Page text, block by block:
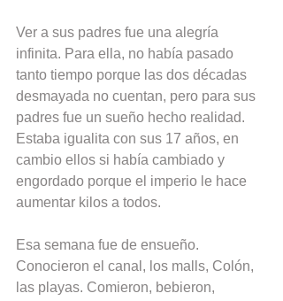
Ver a sus padres fue una alegría
infinita. Para ella, no había pasado
tanto tiempo porque las dos décadas
desmayada no cuentan, pero para sus
padres fue un sueño hecho realidad.
Estaba igualita con sus 17 años, en
cambio ellos si había cambiado y
engordado porque el imperio le hace
aumentar kilos a todos.
Esa semana fue de ensueño.
Conocieron el canal, los malls, Colón,
las playas. Comieron, bebieron,